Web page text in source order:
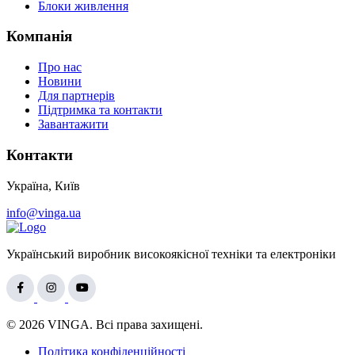
Блоки живлення
Компанія
Про нас
Новини
Для партнерів
Підтримка та контакти
Завантажити
Контакти
Україна, Київ
info@vinga.ua
Український виробник високоякісної техніки та електроніки
© 2026 VINGA. Всі права захищені.
Політика конфіденційності